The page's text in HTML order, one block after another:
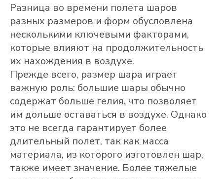
Разница во времени полета шаров
разных размеров и форм обусловлена
несколькими ключевыми факторами,
которые влияют на продолжительность
их нахождения в воздухе.
Прежде всего, размер шара играет
важную роль: большие шары обычно
содержат больше гелия, что позволяет
им дольше оставаться в воздухе. Однако
это не всегда гарантирует более
длительный полет, так как масса
материала, из которого изготовлен шар,
также имеет значение. Более тяжелые